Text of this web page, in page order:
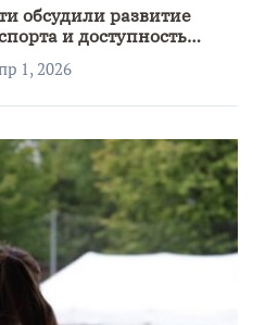
обсудили развитие
и доступность
1, 2026